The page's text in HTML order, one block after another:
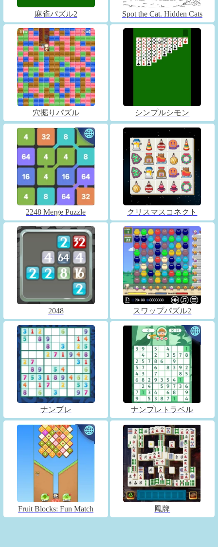
麻雀パズル2 Spot the Cat. Hidden Cats
穴掘りパズル シンプルシモン
2248 Merge Puzzle クリスマスコネクト
2048 スワップパズル2
ナンプレ ナンプレトラベル
Fruit Blocks: Fun Match 鳳牌